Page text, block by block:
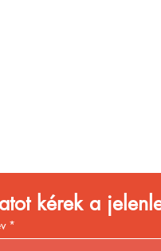
kérek a
*